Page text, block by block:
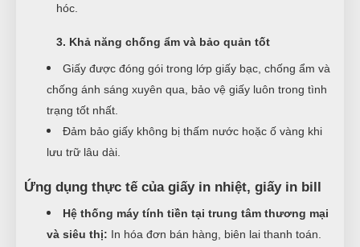
hóc.
3. Khả năng chống ẩm và bảo quản tốt
Giấy được đóng gói trong lớp giấy bạc, chống ẩm và
chống ánh sáng xuyên qua, bảo vệ giấy luôn trong tình
trạng tốt nhất.
Đảm bảo giấy không bị thấm nước hoặc ố vàng khi
lưu trữ lâu dài.
Ứng dụng thực tế của giấy in nhiệt, giấy in bill
Hệ thống máy tính tiền tại trung tâm thương mại
và siêu thị: In hóa đơn bán hàng, biên lai thanh toán.